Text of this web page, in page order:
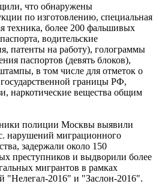
что обнаружены
по изготовлению, специальная
техника, более 200 фальшивых
водительские
патенты на работу), голограммы
паспортов (девять блоков),
в том числе для отметок о
границы РФ,
наркотические вещества общим
полиции Москвы выявили
нарушений миграционного
задержали около 150
преступников и выдворили более
мигрантов в рамках
"Нелегал-2016" и "Заслон-2016".